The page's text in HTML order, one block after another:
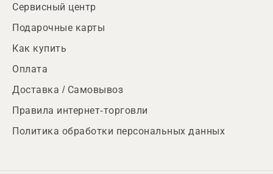
Сервисный центр
Подарочные карты
Как купить
Оплата
Доставка / Самовывоз
Правила интернет-торговли
Политика обработки персональных данных